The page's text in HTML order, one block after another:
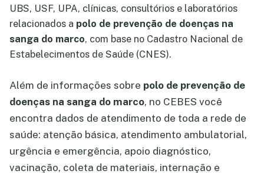
UBS, USF, UPA, clínicas, consultórios e laboratórios
relacionados a polo de prevenção de doenças na
sanga do marco, com base no Cadastro Nacional de
Estabelecimentos de Saúde (CNES).
Além de informações sobre polo de prevenção de
doenças na sanga do marco, no CEBES você
encontra dados de atendimento de toda a rede de
saúde: atenção básica, atendimento ambulatorial,
urgência e emergência, apoio diagnóstico,
vacinação, coleta de materiais, internação e